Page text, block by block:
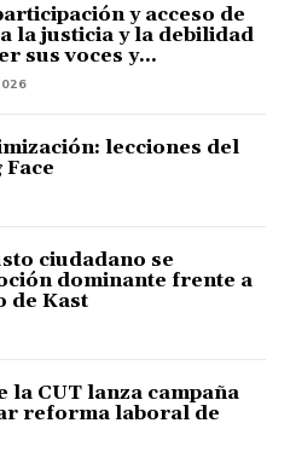
y acceso de
la justicia y la debilidad
sus voces y...
lecciones del
ciudadano se
dominante frente a
de Kast
la CUT lanza campaña
reforma laboral de